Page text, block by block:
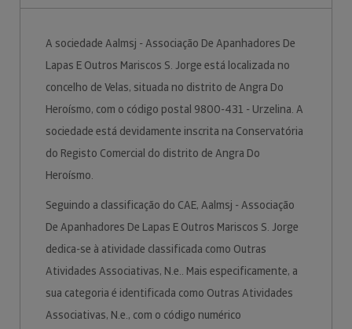
A sociedade Aalmsj - Associação De Apanhadores De
Lapas E Outros Mariscos S. Jorge está localizada no
concelho de Velas, situada no distrito de Angra Do
Heroísmo, com o código postal 9800-431 - Urzelina. A
sociedade está devidamente inscrita na Conservatória
do Registo Comercial do distrito de Angra Do
Heroísmo.
Seguindo a classificação do CAE, Aalmsj - Associação
De Apanhadores De Lapas E Outros Mariscos S. Jorge
dedica-se à atividade classificada como Outras
Atividades Associativas, N.e.. Mais especificamente, a
sua categoria é identificada como Outras Atividades
Associativas, N.e., com o código numérico